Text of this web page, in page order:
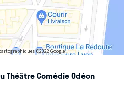
©2022 Google
Théâtre Comédie Odéon